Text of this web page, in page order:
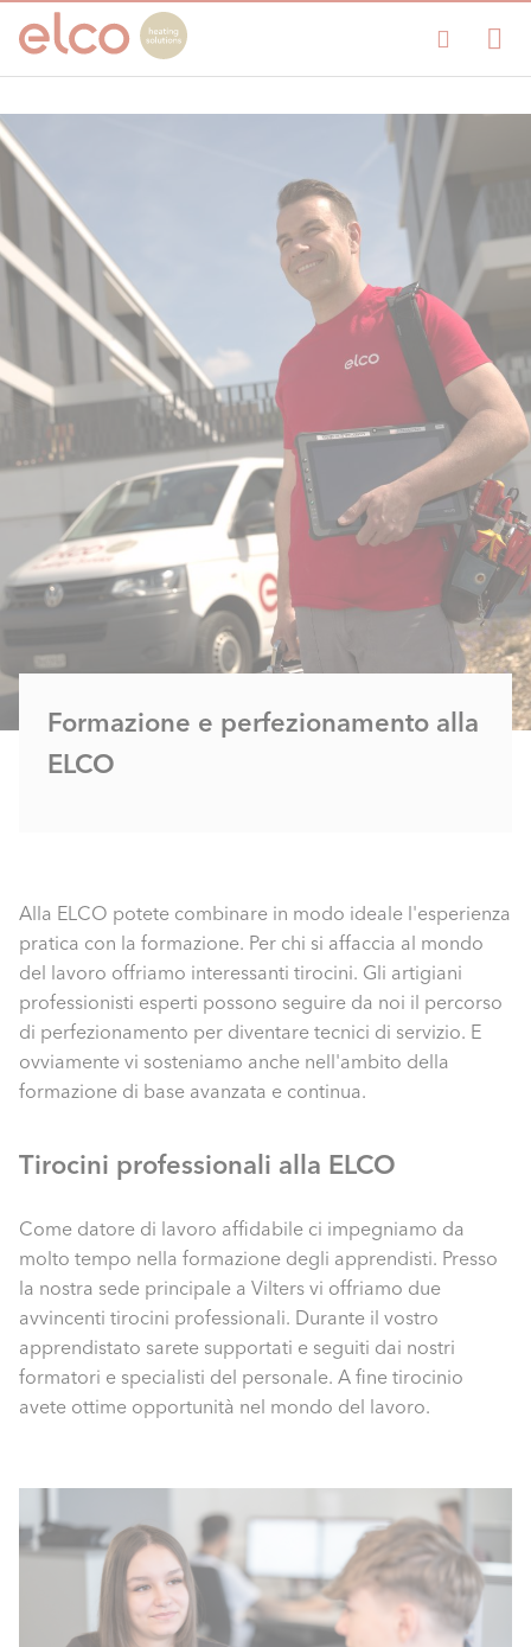
Formazione e perfezionamento alla
ELCO
Alla ELCO potete combinare in modo ideale l'esperienza
pratica con la formazione. Per chi si affaccia al mondo
del lavoro offriamo interessanti tirocini. Gli artigiani
professionisti esperti possono seguire da noi il percorso
di perfezionamento per diventare tecnici di servizio. E
ovviamente vi sosteniamo anche nell'ambito della
formazione di base avanzata e continua.
Tirocini professionali alla ELCO
Come datore di lavoro affidabile ci impegniamo da
molto tempo nella formazione degli apprendisti. Presso
la nostra sede principale a Vilters vi offriamo due
avvincenti tirocini professionali. Durante il vostro
apprendistato sarete supportati e seguiti dai nostri
formatori e specialisti del personale. A fine tirocinio
avete ottime opportunità nel mondo del lavoro.